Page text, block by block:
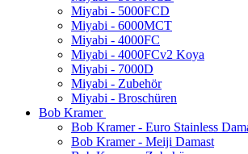
Miyabi - 5000FCD
Miyabi - 6000MCT
Miyabi - 4000FC
Miyabi - 4000FCv2 Koya
Miyabi - 7000D
Miyabi - Zubehör
Miyabi - Broschüren
Bob Kramer
Bob Kramer - Euro Stainless
Bob Kramer - Meiji Damast